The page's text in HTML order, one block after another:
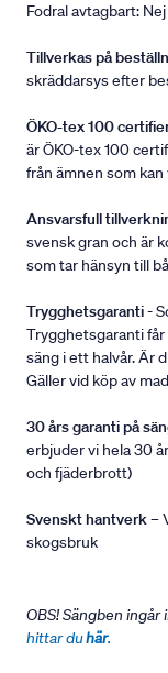
Fodral avtagbart: Nej
Tillverkas på
skräddarsys efter
ÖKO-tex 100
är ÖKO-tex 100
från ämnen som
Ansvarsfull
svensk gran och är
som tar hänsyn till
Trygghetsgaranti-
Trygghetsgaranti
säng i ett halvår. Är
Gäller vid köp av
30 års garanti på
erbjuder vi hela 30
och fjäderbrott)
Svenskt hantverk–
skogsbruk
OBS! Sängben
hittar duhär.